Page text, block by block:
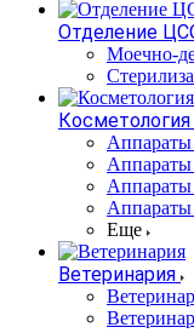
Отделение
Моечно-
Аппараты
Аппараты
Аппараты
Еще
Ветеринария